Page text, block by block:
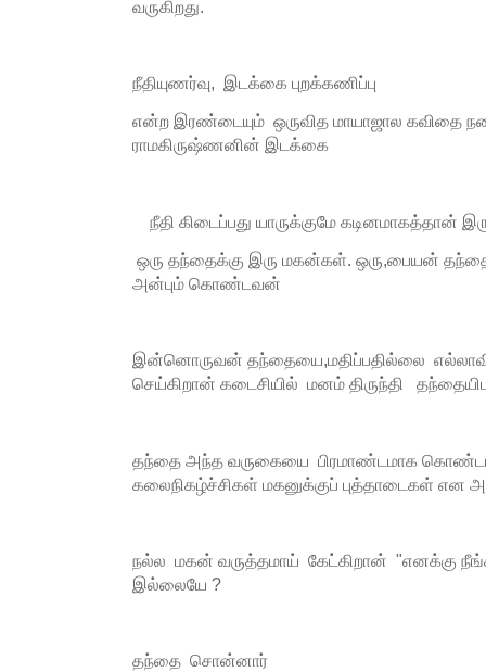
வருகிறது.
நீதியுணர்வு, இடக்கை புறக்கணிப்பு
என்ற இரண்டையும் ஒருவித மாயாஜால கவிதை
ராமகிருஷ்ணனின் இடக்கை
நீதி கிடைப்பது யாருக்குமே கடினமாகத்தான்
ஒரு தந்தைக்கு இரு மகன்கள். ஒரு,பையன் தந்தை
அன்பும் கொண்டவன்
இன்னொருவன் தந்தையை,மதிப்பதில்லை
செய்கிறான் கடைசியில் மனம் திருந்தி
தந்தை அந்த வருகையை பிரமாண்டமாக
கலைநிகழ்ச்சிகள் மகனுக்குப் புத்தாடைகள் என
நல்ல மகன் வருத்தமாய் கேட்கிறான் "எனக்கு
இல்லையே ?
தந்தை சொன்னார்